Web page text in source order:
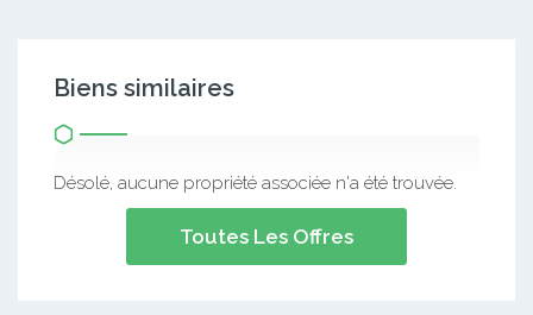
Biens similaires
Désolé, aucune propriété associée n'a été trouvée.
Toutes Les Offres